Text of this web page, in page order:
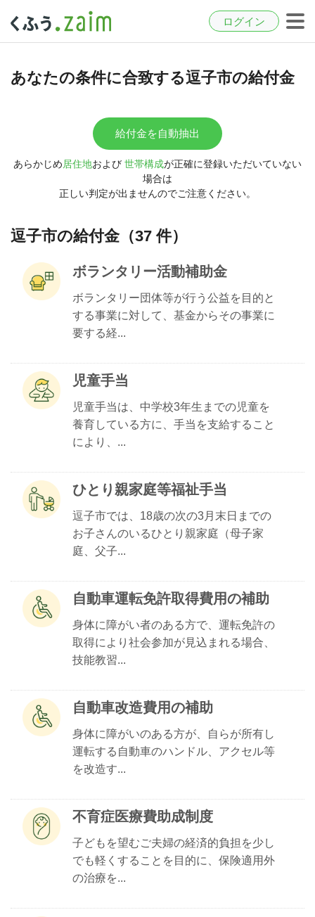
ログイン
あなたの条件に合致する逗子市の給付金
給付金を自動抽出
あらかじめ居住地および 世帯構成が正確に登録いただいていない
場合は
正しい判定が出ませんのでご注意ください。
逗子市の給付金（37 件）
ボランタリー活動補助金
ボランタリー団体等が行う公益を目的と
する事業に対して、基金からその事業に
要する経...
児童手当
児童手当は、中学校3年生までの児童を
養育している方に、手当を支給すること
により、...
ひとり親家庭等福祉手当
逗子市では、18歳の次の3月末日までの
お子さんのいるひとり親家庭（母子家
庭、父子...
自動車運転免許取得費用の補助
身体に障がい者のある方で、運転免許の
取得により社会参加が見込まれる場合、
技能教習...
自動車改造費用の補助
身体に障がいのある方が、自らが所有し
運転する自動車のハンドル、アクセル等
を改造す...
不育症医療費助成制度
子どもを望むご夫婦の経済的負担を少し
でも軽くすることを目的に、保険適用外
の治療を...